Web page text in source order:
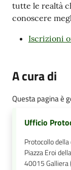
tutte le realtà
conoscere
Iscrizioni
A cura di
Questa pagina è
Ufficio
Protocollo
Piazza Eroi
40015Galliera